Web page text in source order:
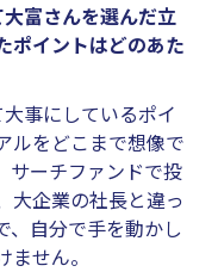
富さんを選んだ立
ポイントはどのあた
事にしているポイ
ルをどこまで想像で
サーチファンドで投
大企業の社長と違っ
、自分で手を動かし
せん。